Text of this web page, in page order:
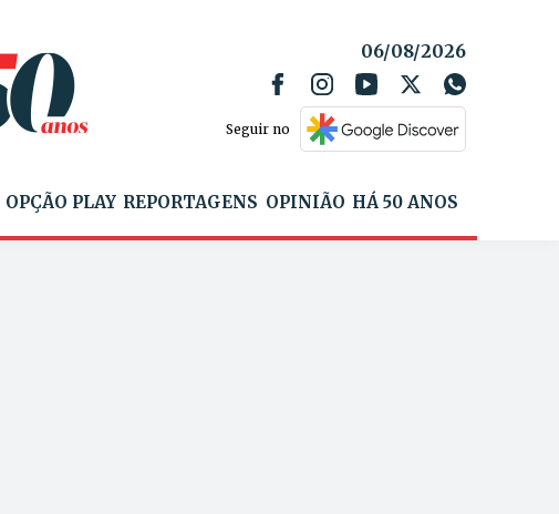
06/08/2026
Seguir no
OPÇÃO PLAY REPORTAGENS OPINIÃO HÁ 50 ANOS